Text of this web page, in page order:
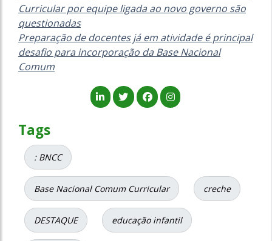
Curricular por equipe ligada ao novo governo são
questionadas
Preparação de docentes já em atividade é principal
desafio para incorporação da Base Nacional
Comum
Tags
: BNCC
Base Nacional Comum Curricular creche
DESTAQUE educação infantil